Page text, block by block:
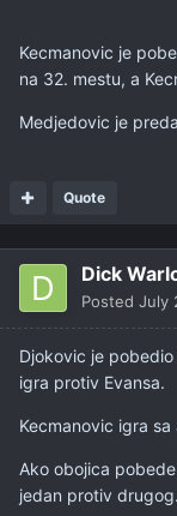
Kecmanovic je
na 32. mestu, a
Medjedovic je
Quote
Dick
Posted July
Djokovic je
igra protiv Evansa.
Kecmanovic igra
Ako obojica
jedan protiv drugog.